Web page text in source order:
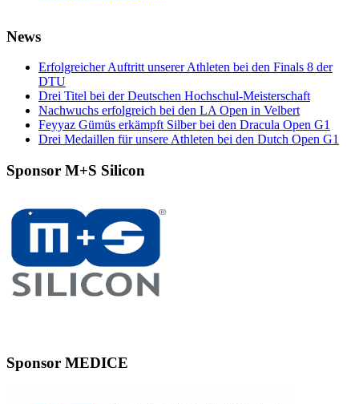
News
Erfolgreicher Auftritt unserer Athleten bei den Finals 8 der
DTU
Drei Titel bei der Deutschen Hochschul-Meisterschaft
Nachwuchs erfolgreich bei den LA Open in Velbert
Feyyaz Gümüs erkämpft Silber bei den Dracula Open G1
Drei Medaillen für unsere Athleten bei den Dutch Open G1
Sponsor M+S Silicon
Sponsor MEDICE